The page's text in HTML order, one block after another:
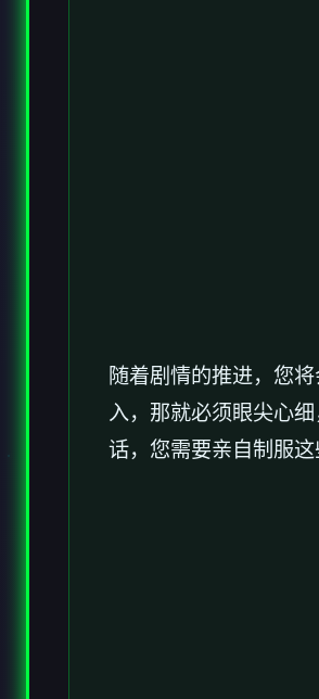
随着剧情的推进，您
入，那就必须眼尖心
话，您需要亲自制服